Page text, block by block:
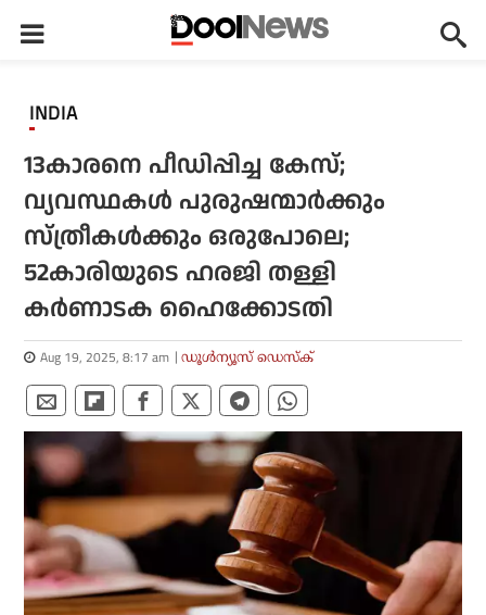
INDIA
13കാരനെ പീഡിപ്പിച്ച കേസ്;
വ്യവസ്ഥകള്‍ പുരുഷന്മാര്‍ക്കും
സ്ത്രീകള്‍ക്കും ഒരുപോലെ;
52കാരിയുടെ ഹരജി തള്ളി
കര്‍ണാടക ഹൈക്കോടതി
Aug 19, 2025, 8:17 am ഡൂള്‍ന്യൂസ് ഡെസ്‌ക്